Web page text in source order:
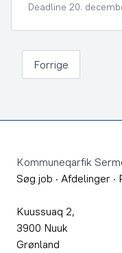
Deadline 20.
Forrige
Kommuneqarfik
Søg job · Afdelinger ·
Kuussuaq 2,
3900 Nuuk
Grønland